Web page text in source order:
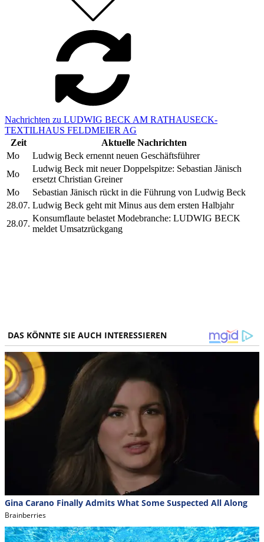
Nachrichten zu LUDWIG BECK AM RATHAUSECK-
TEXTILHAUS FELDMEIER AG
Zeit
Aktuelle Nachrichten
Mo
Ludwig Beck ernennt neuen Geschäftsführer
Mo
Ludwig Beck mit neuer Doppelspitze: Sebastian Jänisch
ersetzt Christian Greiner
Mo
Sebastian Jänisch rückt in die Führung von Ludwig Beck
28.07. Ludwig Beck geht mit Minus aus dem ersten Halbjahr
28.07.
Konsumflaute belastet Modebranche: LUDWIG BECK
meldet Umsatzrückgang